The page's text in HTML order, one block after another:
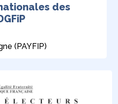
des
(PAYFIP)